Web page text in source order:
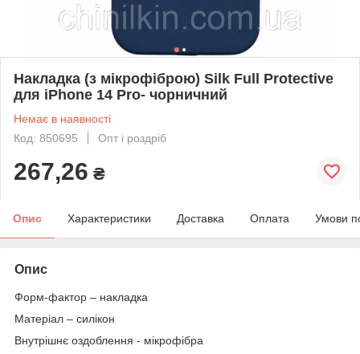
Накладка (з мікрофіброю) Silk Full Protective
для iPhone 14 Pro- чорничний
Немає в наявності
Код: 850695
Опт і роздріб
267,26 ₴
Опис Характеристики Доставка Оплата Умови
Опис
Форм-фактор – накладка
Матеріал – силікон
Внутрішнє оздоблення - мікрофібра